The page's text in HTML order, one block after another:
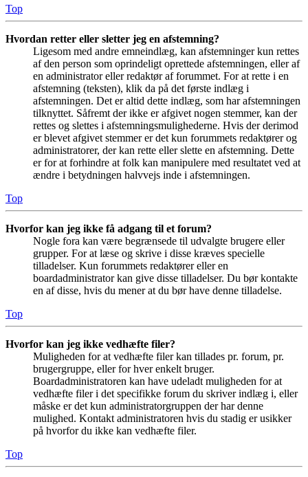
Top
Hvordan retter eller sletter jeg en afstemning?
Ligesom med andre emneindlæg, kan afstemninger kun rettes
af den person som oprindeligt oprettede afstemningen, eller af
en administrator eller redaktør af forummet. For at rette i en
afstemning (teksten), klik da på det første indlæg i
afstemningen. Det er altid dette indlæg, som har afstemningen
tilknyttet. Såfremt der ikke er afgivet nogen stemmer, kan der
rettes og slettes i afstemningsmulighederne. Hvis der derimod
er blevet afgivet stemmer er det kun forummets redaktører og
administratorer, der kan rette eller slette en afstemning. Dette
er for at forhindre at folk kan manipulere med resultatet ved at
ændre i betydningen halvvejs inde i afstemningen.
Top
Hvorfor kan jeg ikke få adgang til et forum?
Nogle fora kan være begrænsede til udvalgte brugere eller
grupper. For at læse og skrive i disse kræves specielle
tilladelser. Kun forummets redaktører eller en
boardadministrator kan give disse tilladelser. Du bør kontakte
en af disse, hvis du mener at du bør have denne tilladelse.
Top
Hvorfor kan jeg ikke vedhæfte filer?
Muligheden for at vedhæfte filer kan tillades pr. forum, pr.
brugergruppe, eller for hver enkelt bruger.
Boardadministratoren kan have udeladt muligheden for at
vedhæfte filer i det specifikke forum du skriver indlæg i, eller
måske er det kun administratorgruppen der har denne
mulighed. Kontakt administratoren hvis du stadig er usikker
på hvorfor du ikke kan vedhæfte filer.
Top